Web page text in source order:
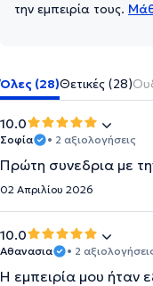
την εμπειρία τους.
Όλες (28)Θετικές (28)
10.0
Σοφία • 2 αξιολογήσεις
Πρώτη συνεδρια με
02 Απριλίου 2026
10.0
Αθανασια • 2
Η εμπειρία μου ήταν